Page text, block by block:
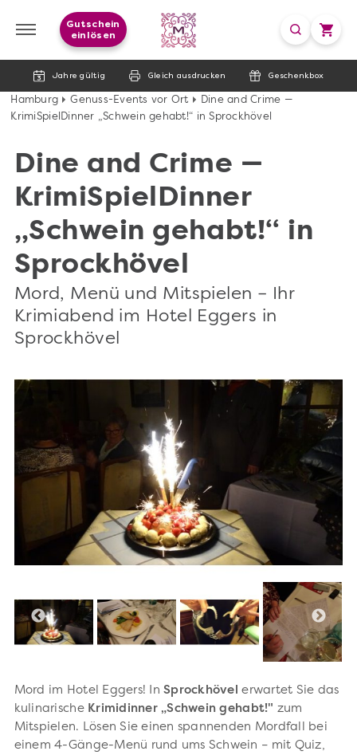
Jahre gültig Gleich ausdrucken Geschenkbox
Gutschein
einlösen
Hamburg Genuss-Events vor Ort
Dine and Crime —
KrimiSpielDinner „Schwein gehabt!“ in Sprockhövel
Dine and Crime —
KrimiSpielDinner
„Schwein gehabt!“ in
Sprockhövel
Mord, Menü und Mitspielen – Ihr
Krimiabend im Hotel Eggers in
Sprockhövel
Mord im Hotel Eggers! InSprockhövel erwartet Sie das
kulinarische Krimidinner „Schwein gehabt!" zum
Mitspielen. Lösen Sie einen spannenden Mordfall bei
einem 4-Gänge-Menü rund ums Schwein – mit Quiz,